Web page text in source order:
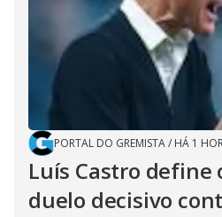
PORTAL DO GREMISTA/ HÁ 1
Luís Castro define
duelo decisivo